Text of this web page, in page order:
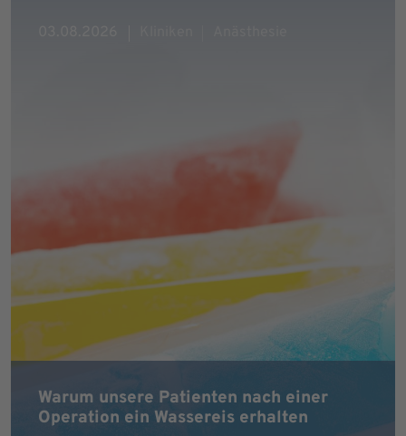
Warum unsere Patienten nach einer
Operation ein Wassereis erhalten